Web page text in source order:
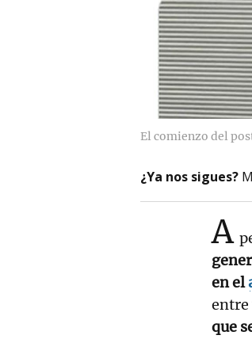
El comienzo del
¿Ya nos sigues?
A
en el
entre
que